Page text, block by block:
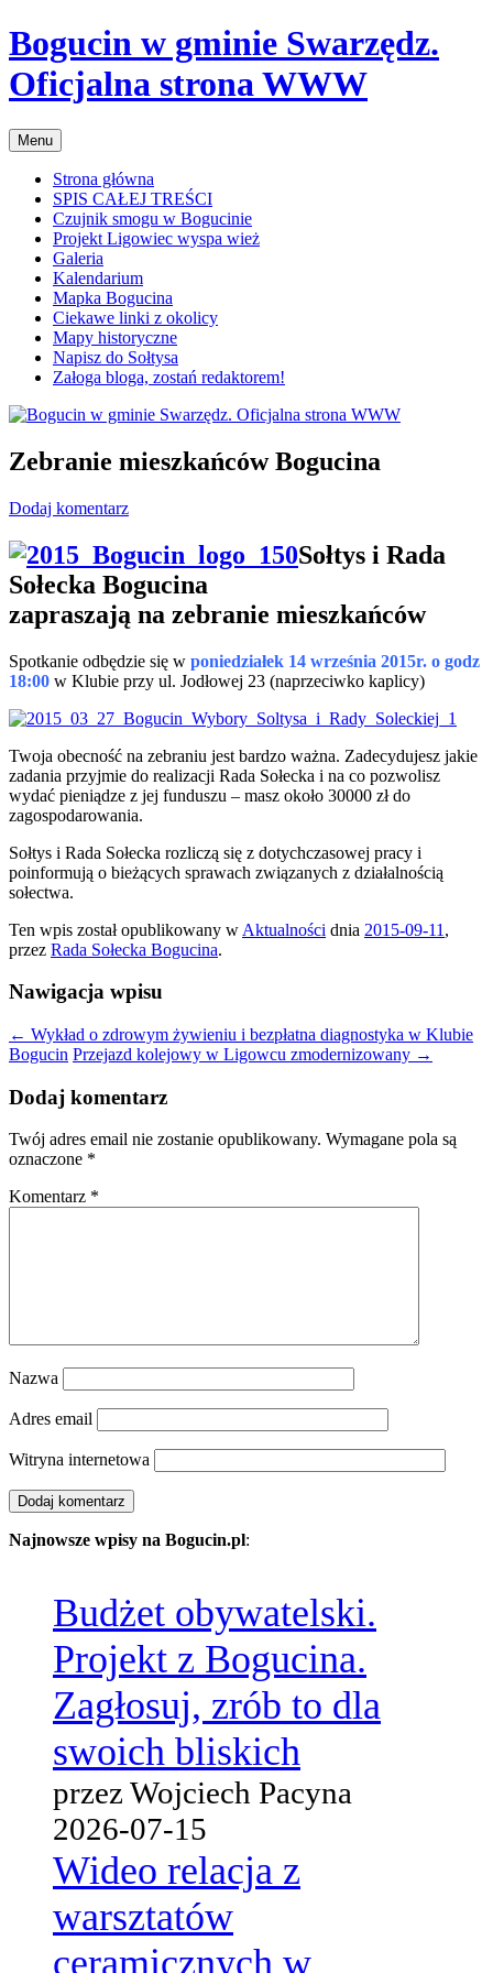
Przejdź
do
treści
Bogucin w gminie Swarzędz.
Oficjalna strona WWW
Menu
Strona główna
SPIS CAŁEJ TREŚCI
Czujnik smogu w Bogucinie
Projekt Ligowiec wyspa wież
Galeria
Kalendarium
Mapka Bogucina
Ciekawe linki z okolicy
Mapy historyczne
Napisz do Sołtysa
Załoga bloga, zostań redaktorem!
Zebranie mieszkańców Bogucina
Dodaj komentarz
Sołtys i Rada
Sołecka Bogucina
zapraszają na zebranie mieszkańców
Spotkanie odbędzie się w poniedziałek 14 września 2015r. o godz
18:00 w Klubie przy ul. Jodłowej 23 (naprzeciwko kaplicy)
Twoja obecność na zebraniu jest bardzo ważna. Zadecydujesz jakie
zadania przyjmie do realizacji Rada Sołecka i na co pozwolisz
wydać pieniądze z jej funduszu – masz około 30000 zł do
zagospodarowania.
Sołtys i Rada Sołecka rozliczą się z dotychczasowej pracy i
poinformują o bieżących sprawach związanych z działalnością
sołectwa.
Ten wpis został opublikowany w Aktualności dnia 2015-09-11 ,
przez Rada Sołecka Bogucina.
Nawigacja wpisu
← Wykład o zdrowym żywieniu i bezpłatna diagnostyka w Klubie
Bogucin Przejazd kolejowy w Ligowcu zmodernizowany →
Dodaj komentarz
Twój adres email nie zostanie opublikowany. Wymagane pola są
oznaczone *
Komentarz *
Nazwa
Adres email
Witryna internetowa
Najnowsze wpisy na Bogucin.pl:
Budżet obywatelski.
Projekt z Bogucina.
Zagłosuj, zrób to dla
swoich bliskich
przez Wojciech Pacyna
2026-07-15
Wideo relacja z
warsztatów
ceramicznych w